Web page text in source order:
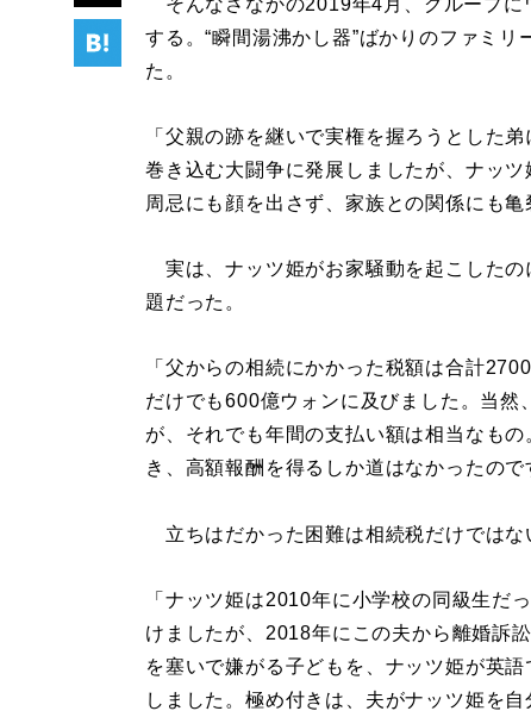
する。“瞬間湯沸かし器”ばかりのファミ
た。
「父親の跡を継いで実権を握ろうとした
巻き込む大闘争に発展しましたが、ナッ
周忌にも顔を出さず、家族との関係にも亀
実は、ナッツ姫がお家騒動を起こしたの
題だった。
「父からの相続にかかった税額は合計
だけでも600億ウォンに及びました。当然
が、それでも年間の支払い額は相当なも
き、高額報酬を得るしか道はなかったので
立ちはだかった困難は相続税だけではな
「ナッツ姫は2010年に小学校の同級生だ
けましたが、2018年にこの夫から離婚訴
を塞いで嫌がる子どもを、ナッツ姫が英
しました。極め付きは、夫がナッツ姫を